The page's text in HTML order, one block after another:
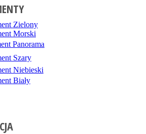
Zielony
Morski
Panorama
Szary
Niebieski
Biały